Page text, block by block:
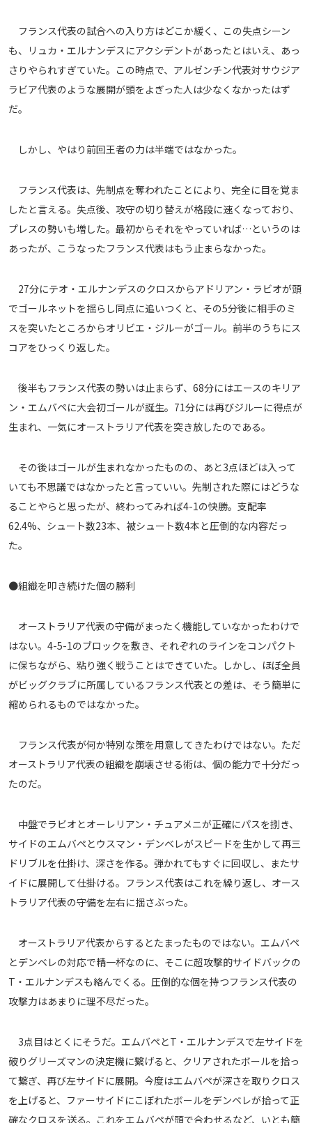
運営会社
ご利用にあたって
プライバシーポリシー
Share
© AbemaTV. Inc. All Rights Reserved.
フランス代表の試合への入り方はどこか緩く、この失点シーン
も、リュカ・エルナンデスにアクシデントがあったとはいえ、あっ
さりやられすぎていた。この時点で、アルゼンチン代表対サウジア
ラビア代表のような展開が頭をよぎった人は少なくなかったはず
だ。
しかし、やはり前回王者の力は半端ではなかった。
フランス代表は、先制点を奪われたことにより、完全に目を覚ま
したと言える。失点後、攻守の切り替えが格段に速くなっており、
プレスの勢いも増した。最初からそれをやっていれば…というのは
あったが、こうなったフランス代表はもう止まらなかった。
27分にテオ・エルナンデスのクロスからアドリアン・ラビオが頭
でゴールネットを揺らし同点に追いつくと、その5分後に相手のミ
スを突いたところからオリビエ・ジルーがゴール。前半のうちにス
コアをひっくり返した。
後半もフランス代表の勢いは止まらず、68分にはエースのキリア
ン・エムバペに大会初ゴールが誕生。71分には再びジルーに得点が
生まれ、一気にオーストラリア代表を突き放したのである。
その後はゴールが生まれなかったものの、あと3点ほどは入って
いても不思議ではなかったと言っていい。先制された際にはどうな
ることやらと思ったが、終わってみれば4-1の快勝。支配率
62.4%、シュート数23本、被シュート数4本と圧倒的な内容だっ
た。
●組織を叩き続けた個の勝利
オーストラリア代表の守備がまったく機能していなかったわけで
はない。4-5-1のブロックを敷き、それぞれのラインをコンパクト
に保ちながら、粘り強く戦うことはできていた。しかし、ほぼ全員
がビッグクラブに所属しているフランス代表との差は、そう簡単に
縮められるものではなかった。
フランス代表が何か特別な策を用意してきたわけではない。ただ
オーストラリア代表の組織を崩壊させる術は、個の能力で十分だっ
たのだ。
中盤でラビオとオーレリアン・チュアメニが正確にパスを捌き、
サイドのエムバペとウスマン・デンベレがスピードを生かして再三
ドリブルを仕掛け、深さを作る。弾かれてもすぐに回収し、またサ
イドに展開して仕掛ける。フランス代表はこれを繰り返し、オース
トラリア代表の守備を左右に揺さぶった。
オーストラリア代表からするとたまったものではない。エムバペ
とデンベレの対応で精一杯なのに、そこに超攻撃的サイドバックの
T・エルナンデスも絡んでくる。圧倒的な個を持つフランス代表の
攻撃力はあまりに理不尽だった。
3点目はとくにそうだ。エムバペとT・エルナンデスで左サイドを
破りグリーズマンの決定機に繋げると、クリアされたボールを拾っ
て繋ぎ、再び左サイドに展開。今度はエムバペが深さを取りクロス
を上げると、ファーサイドにこぼれたボールをデンベレが拾って正
確なクロスを送る。これをエムバペが頭で合わせるなど、いとも簡